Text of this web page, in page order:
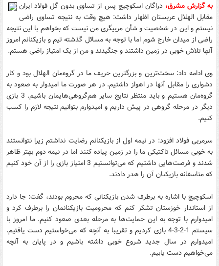
به گزارش مشرق، دراگان اسکوچیچ پس از تساوی بدون گل فولاد ایران
مقابل الهلال عربستان اظهار داشت: هیچ وقت به نتیجه تساوی راضی
نیستم و این در شخصیت و شأن مربیگری من نیست که بخواهم با این نتیجه
راضی از میدان خارج شوم اما با توجه به مسائل گذشته تیم و بازیکنانم امروز
آنها تلاش خوبی در زمین داشتند و جنگیدند و من از یک امتیاز راضی هستم.
وی ادامه داد: سخت‌ترین و بزرگترین حریف ما در گروه‌مان الهلال بود و کار
دشواری را مقابل آنها در اهواز داشتیم. در هر صورت ما امیدوار به صعود به
گروه‌مان هستیم و باید منتظر نتایج سایر هم‌گروهی‌هایمان باشیم. 3 بازی
دیگر در مرحله گروهی در پیش داریم و امیدوارم بتوانیم نتیجه لازم را کسب
کنیم.
سرمربی فولاد افزود: در نیمه اول از بازیکنانم رضایت نداشتم زیرا نتوانستند
به خوبی مسائل تاکتیکی‌ ما را در زمین پیاده کنند اما در نیمه دوم بهتر ظاهر
شدند و فرصت‌هایی داشتیم که می‌توانستیم 3 امتیاز بازی را از آن خود کنیم
که متاسفانه بازیکنان آن را هدر دادند.
اسکوچیچ با اشاره به برطرف شدن بازیکنانی که محروم بودند، گفت:‌ جا دارد
از استاندار خوزستان تشکر کنم که محرومیت بازیکنانمان را برطرف کرد و
امیدوارم با توجه به این حمایت‌ها به مرحله بعدی صعود کنیم. ما امروز با
سیستم 1-2-3-4 بازی کردیم و تقریبا به آنچه که می‌خواستیم دست یافتیم.
امیدوارم در سال جدید شروع خوبی داشته باشیم و در پایان به آنچه
می‌خواهیم دست یابیم.